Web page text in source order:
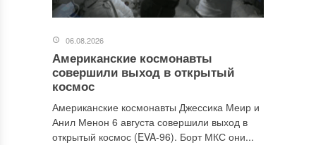
06.08.2026
Американские космонавты
совершили выход в открытый
космос
Американские космонавты Джессика Меир и
Анил Менон 6 августа совершили выход в
открытый космос (EVA-96). Борт МКС они...